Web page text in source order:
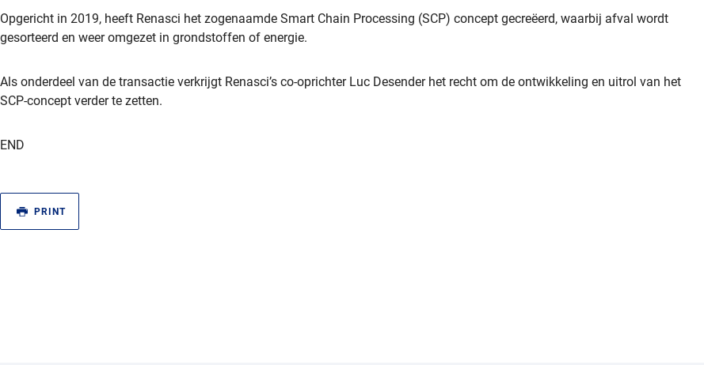
Opgericht in 2019, heeft Renasci het zogenaamde Smart Chain Processing (SCP) concept gecreëerd, waarbij afval wordt
gesorteerd en weer omgezet in grondstoffen of energie.
Als onderdeel van de transactie verkrijgt Renasci’s co-oprichter Luc Desender het recht om de ontwikkeling en uitrol van het
SCP-concept verder te zetten.
END
PRINT